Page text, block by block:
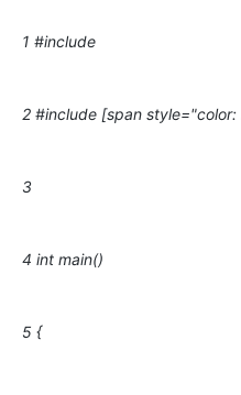
1 #include
2 #include [span
3
4 int main()
5 {